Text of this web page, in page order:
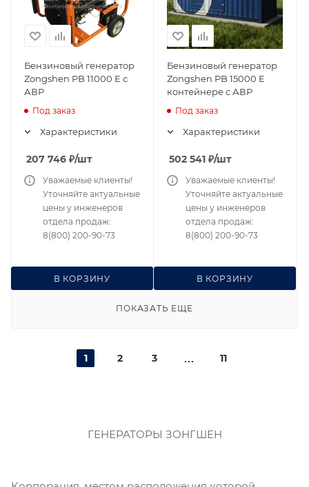
Бензиновый генератор
Zongshen PB 11000 E с
АВР
Под заказ
Характеристики
207 746 ₽/шт
В КОРЗИНУ
Уважаемые клиенты!
Уточняйте актуальные
цены у инженеров
отдела продаж:
8(800) 200-90-73
Бензиновый генератор
Zongshen PB 15000 E
контейнере с АВР
Под заказ
Характеристики
502 541 ₽/шт
В КОРЗИНУ
Уважаемые клиенты!
Уточняйте актуальные
цены у инженеров
отдела продаж:
8(800) 200-90-73
ПОКАЗАТЬ ЕЩЕ
1 2 3 11
ГЕНЕРАТОРЫ ЗОНГШЕН